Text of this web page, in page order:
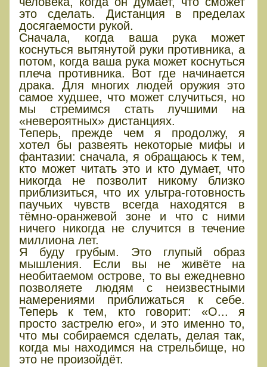
это сделать. Дистанция в пределах
досягаемости рукой.
Сначала, когда ваша рука может
коснуться вытянутой руки противника, а
потом, когда ваша рука может коснуться
плеча противника. Вот где начинается
драка. Для многих людей оружия это
самое худшее, что может случиться, но
мы стремимся стать лучшими на
«невероятных» дистанциях.
Теперь, прежде чем я продолжу, я
хотел бы развеять некоторые мифы и
фантазии: сначала, я обращаюсь к тем,
кто может читать это и кто думает, что
никогда не позволит никому близко
приблизиться, что их ультра-готовность
паучьих чувств всегда находятся в
тёмно-оранжевой зоне и что с ними
ничего никогда не случится в течение
миллиона лет.
Я буду грубым. Это глупый образ
мышления. Если вы не живёте на
необитаемом острове, то вы ежедневно
позволяете людям с неизвестными
намерениями приближаться к себе.
Теперь к тем, кто говорит: «О... я
просто застрелю его», и это именно то,
что мы собираемся сделать, делая так,
когда мы находимся на стрельбище, но
это не произойдёт.